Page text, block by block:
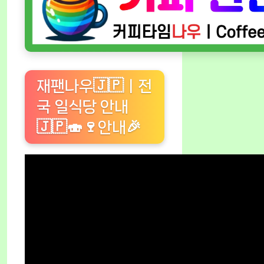
재팬나우🇯🇵ㅣ전
국 일식당 안내
🇯🇵🍣🍷안내🎉